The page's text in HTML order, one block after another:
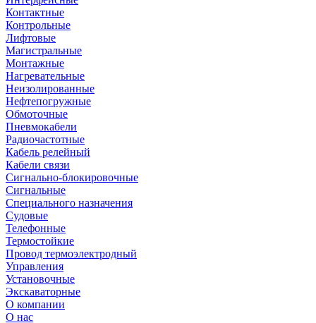
Контактные
Контрольные
Лифтовые
Магистральные
Монтажные
Нагревательные
Неизолированные
Нефтепогружные
Обмоточные
Пневмокабели
Радиочастотные
Кабель релейный
Кабели связи
Сигнально-блокировочные
Сигнальные
Специального назначения
Судовые
Телефонные
Термостойкие
Провод термоэлектродный
Управления
Установочные
Экскаваторные
О компании
О нас